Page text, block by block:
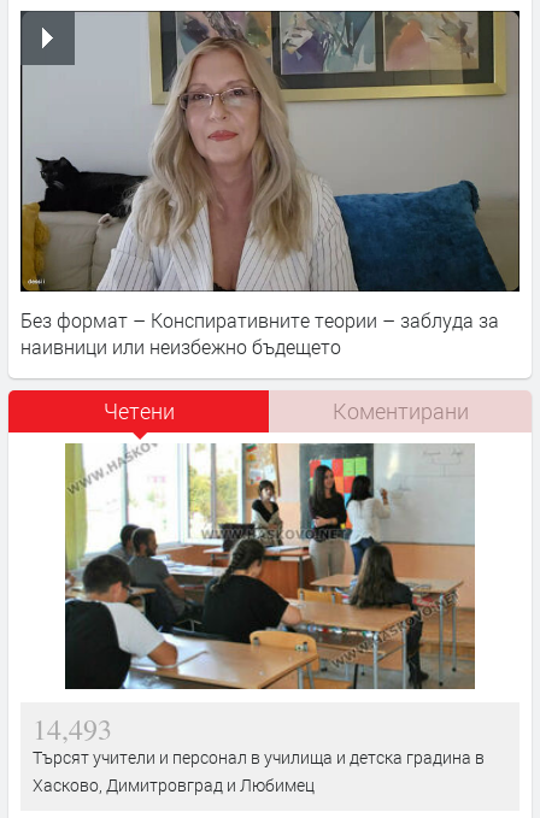
Без формат – Конспиративните теории – заблуда за
наивници или неизбежно бъдещето
Четени Коментирани
14,493
Търсят учители и персонал в училища и детска градина в
Хасково, Димитровград и Любимец